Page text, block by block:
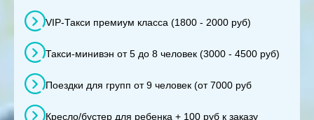
VIP-Такси премиум класса (1800 - 2000 руб)
Такси-минивэн от 5 до 8 человек (3000 - 4500 руб)
Поездки для групп от 9 человек (от 7000 руб
Кресло/бустер для ребенка + 100 руб к заказу